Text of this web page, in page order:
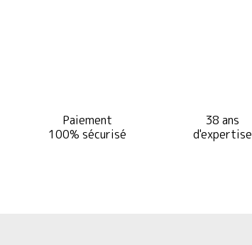
Paiement
100% sécurisé
38 ans
d'expertise